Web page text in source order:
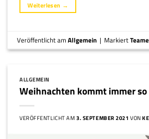
Weiterlesen →
Veröffentlicht amAllgemein | Markiert
ALLGEMEIN
Weihnachten kommt immer
VERÖFFENTLICHT AM3. SEPTEMBER 2021 VON